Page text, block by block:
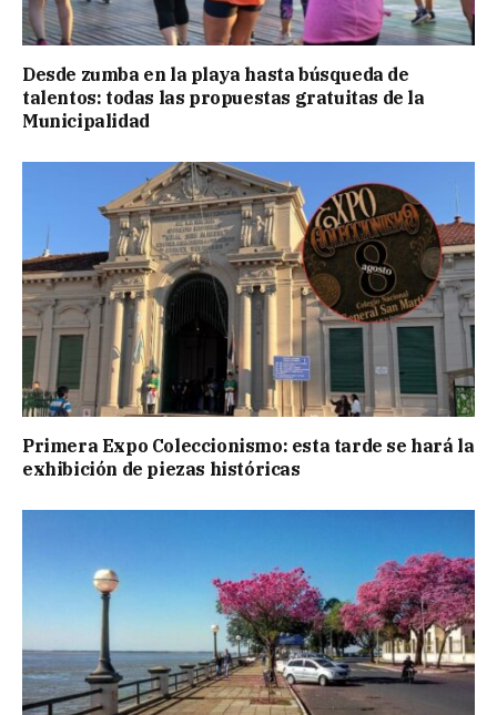
Desde zumba en la playa hasta búsqueda de
talentos: todas las propuestas gratuitas de la
Municipalidad
Primera Expo Coleccionismo: esta tarde se hará la
exhibición de piezas históricas